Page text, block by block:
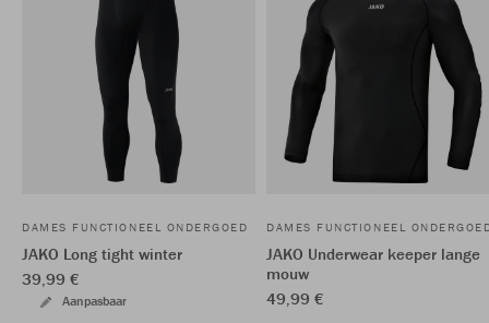
DAMES FUNCTIONEEL ONDERGOED
JAKO Long tight winter
39,99 €
Aanpasbaar
DAMES FUNCTIONEEL
JAKO Underwear keeper lange
mouw
49,99 €